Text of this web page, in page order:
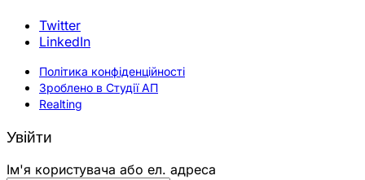
Twitter
LinkedIn
Політика конфіденційності
Зроблено в Студії АП
Realting
Увійти
Ім'я користувача або ел. адреса